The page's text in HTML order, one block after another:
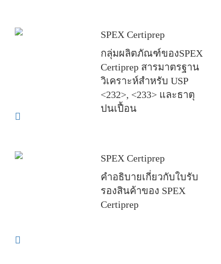
SPEX Certiprep
กลุ่มผลิตภัณฑ์ของSPEX
Certiprep สารมาตรฐาน
วิเคราะห์สำหรับ USP
<232>, <233> และธาตุ
ปนเปื้อน
SPEX Certiprep
คำอธิบายเกี่ยวกับใบรับ
รองสินค้าของ SPEX
Certiprep